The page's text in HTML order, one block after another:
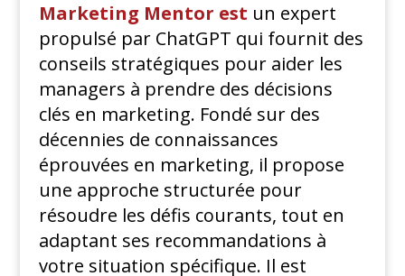
Marketing Mentor est un expert
propulsé par ChatGPT qui fournit des
conseils stratégiques pour aider les
managers à prendre des décisions
clés en marketing. Fondé sur des
décennies de connaissances
éprouvées en marketing, il propose
une approche structurée pour
résoudre les défis courants, tout en
adaptant ses recommandations à
votre situation spécifique. Il est